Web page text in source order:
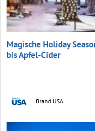
Magische Holiday
bis Apfel-Cider
Brand USA